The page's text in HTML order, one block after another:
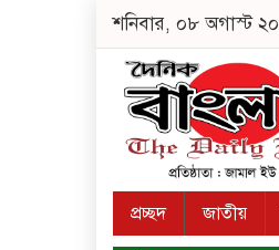
শনিবার, ০৮ অগাস্ট
প্রচ্ছদ জাতীয়